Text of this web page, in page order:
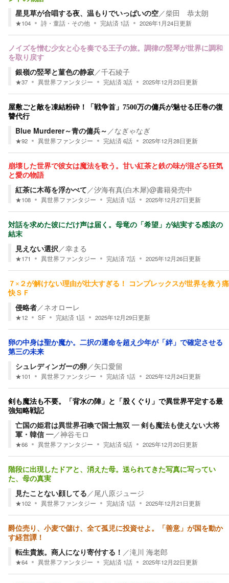
星見草が合唱する夜、温もりでいっぱいの空／柴田 恭太朗
★104 詩・童話・その他 完結済 1話 2026年1月24日更新
ノイズを憎む少女と心を奏でる王子の旅。調律の竪琴が世界に調和
を取り戻す
銀嶺の竪琴と菫色の静寂／千石綾子
★37 異世界ファンタジー 完結済3話 2025年12月23日更新
屋敷ごと敵を凍結粉砕！「戦争首」7500万の傭兵が魅せる圧巻の復
讐代行
Blue Murderer～青の傭兵～ ／なぎゃなぎ
★92 異世界ファンタジー 完結済6話 2025年12月28日更新
崩壊した世界で彼女は魔法を歌う。甘い紅茶と鉄の味が混ざる狂気
と愛の物語
紅茶に木苺を浮かべて／汐海有真(白木犀)@書籍発売中
★108 異世界ファンタジー 完結済 1話 2025年12月27日更新
対話を求めた彼にだけ声は届く。母竜の「希望」が結実する感涙の
結末
見えない選択／幸まる
★171 異世界ファンタジー 完結済7話 2025年12月26日更新
７×２が解けない理由が壮大すぎる！ コンプレックスが世界を救う痛
快ＳＦ
侵略者／ネオローレ
★12 SF 完結済 1話 2025年12月29日更新
卵の中身は聖か魔か。二択の運命を超え少年が「絆」で確定させる
第三の未来
シュレディンガーの卵／矢口愛留
★101 異世界ファンタジー 完結済 1話 2025年12月24日更新
剣も魔法も不要。「背水の陣」と「股くぐり」で異世界平定する最
強知略戦記
亡国の姫君は異世界召喚で国士無双 ― 剣も魔法も使えない大将
軍・韓信 ―／神谷モロ
★66 異世界ファンタジー 完結済5話 2025年12月20日更新
階段に出現したドアと、消えた母。送られてきた写真に写ってい
た、母の真実
見たことない顔してる／尾八原ジュージ
★102 異世界ファンタジー 完結済 1話 2025年12月21日更新
爵位売り、小麦で儲け、全て孤児に投資せよ。「善意」が国を動か
す経営譚！
転生貴族。商人になり寄付する！ ／滝川 海老郎
★64 異世界ファンタジー 完結済 1話 2025年12月22日更新